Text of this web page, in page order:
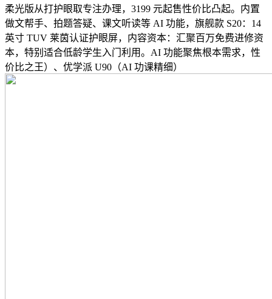
柔光版从打护眼取专注办理，3199 元起售性价比凸起。内置
做文帮手、拍题答疑、课文听读等 AI 功能，旗舰款 S20：14
英寸 TUV 莱茵认证护眼屏，内容资本：汇聚百万免费进修资
本，特别适合低龄学生入门利用。AI 功能聚焦根本需求，性
价比之王）、优学派 U90（AI 功课精细）